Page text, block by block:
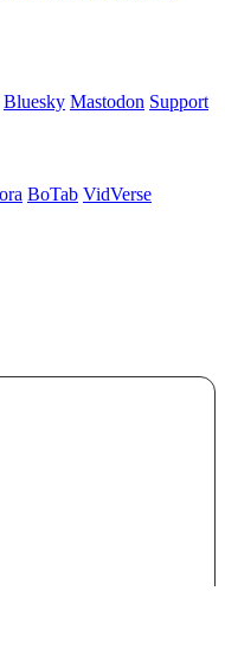
Bluesky Mastodon Support
BoTab VidVerse